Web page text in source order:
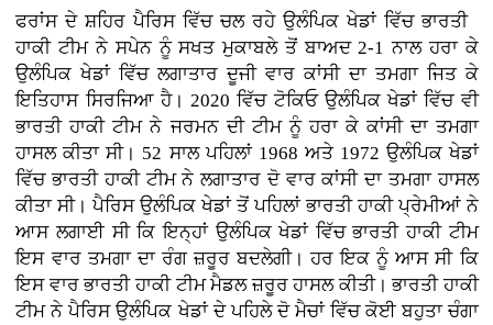
ਫਰਾਂਸ ਦੇ ਸ਼ਹਿਰ ਪੈਰਿਸ ਵਿੱਚ ਚਲ ਰਹੇ ਉਲੰਪਿਕ ਖੇਡਾਂ ਵਿੱਚ ਭਾਰਤੀ
ਹਾਕੀ ਟੀਮ ਨੇ ਸਪੇਨ ਨੂੰ ਸਖਤ ਮੁਕਾਬਲੇ ਤੋਂ ਬਾਅਦ 2-1 ਨਾਲ ਹਰਾ ਕੇ
ਉਲੰਪਿਕ ਖੇਡਾਂ ਵਿੱਚ ਲਗਾਤਾਰ ਦੂਜੀ ਵਾਰ ਕਾਂਸੀ ਦਾ ਤਮਗਾ ਜਿਤ ਕੇ
ਇਤਿਹਾਸ ਸਿਰਜਿਆ ਹੈ। 2020 ਵਿੱਚ ਟੋਕਿਓ ਉਲੰਪਿਕ ਖੇਡਾਂ ਵਿੱਚ ਵੀ
ਭਾਰਤੀ ਹਾਕੀ ਟੀਮ ਨੇ ਜਰਮਨ ਦੀ ਟੀਮ ਨੂੰ ਹਰਾ ਕੇ ਕਾਂਸੀ ਦਾ ਤਮਗਾ
ਹਾਸਲ ਕੀਤਾ ਸੀ। 52 ਸਾਲ ਪਹਿਲਾਂ 1968 ਅਤੇ 1972 ਉਲੰਪਿਕ ਖੇਡਾਂ
ਵਿੱਚ ਭਾਰਤੀ ਹਾਕੀ ਟੀਮ ਨੇ ਲਗਾਤਾਰ ਦੋ ਵਾਰ ਕਾਂਸੀ ਦਾ ਤਮਗਾ ਹਾਸਲ
ਕੀਤਾ ਸੀ। ਪੈਰਿਸ ਉਲੰਪਿਕ ਖੇਡਾਂ ਤੋਂ ਪਹਿਲਾਂ ਭਾਰਤੀ ਹਾਕੀ ਪ੍ਰੇਮੀਆਂ ਨੇ
ਆਸ ਲਗਾਈ ਸੀ ਕਿ ਇਨ੍ਹਾਂ ਉਲੰਪਿਕ ਖੇਡਾਂ ਵਿੱਚ ਭਾਰਤੀ ਹਾਕੀ ਟੀਮ
ਇਸ ਵਾਰ ਤਮਗਾ ਦਾ ਰੰਗ ਜ਼ਰੂਰ ਬਦਲੇਗੀ। ਹਰ ਇਕ ਨੂੰ ਆਸ ਸੀ ਕਿ
ਇਸ ਵਾਰ ਭਾਰਤੀ ਹਾਕੀ ਟੀਮ ਮੈਡਲ ਜ਼ਰੂਰ ਹਾਸਲ ਕੀਤੀ। ਭਾਰਤੀ ਹਾਕੀ
ਟੀਮ ਨੇ ਪੈਰਿਸ ਉਲੰਪਿਕ ਖੇਡਾਂ ਦੇ ਪਹਿਲੇ ਦੋ ਮੈਚਾਂ ਵਿੱਚ ਕੋਈ ਬਹੁਤਾ ਚੰਗਾ